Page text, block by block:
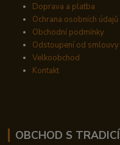
Doprava a platba
Ochrana osobních údajů
Obchodní podmínky
Odstoupení od smlouvy
Velkoobchod
Kontakt
OBCHOD S TRADICÍ